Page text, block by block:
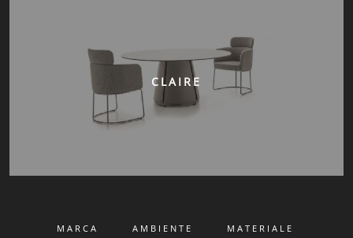
CLAIRE
MARCA AMBIENTE MATERIALE